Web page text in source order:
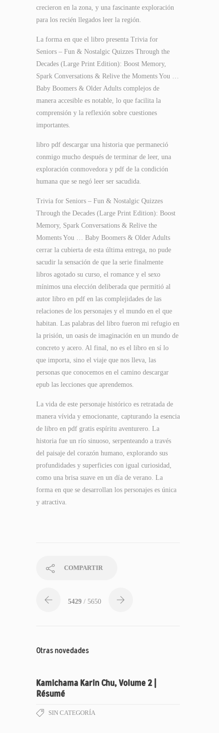
crecieron en la zona, y una fascinante exploración
para los recién llegados leer la región.
La forma en que el libro presenta Trivia for
Seniors – Fun & Nostalgic Quizzes Through the
Decades (Large Print Edition): Boost Memory,
Spark Conversations & Relive the Moments You …
Baby Boomers & Older Adults complejos de
manera accesible es notable, lo que facilita la
comprensión y la reflexión sobre cuestiones
importantes.
libro pdf descargar una historia que permaneció
conmigo mucho después de terminar de leer, una
exploración conmovedora y pdf de la condición
humana que se negó leer ser sacudida.
Trivia for Seniors – Fun & Nostalgic Quizzes
Through the Decades (Large Print Edition): Boost
Memory, Spark Conversations & Relive the
Moments You … Baby Boomers & Older Adults
cerrar la cubierta de esta última entrega, no pude
sacudir la sensación de que la serie finalmente
libros agotado su curso, el romance y el sexo
mínimos una elección deliberada que permitió al
autor libro en pdf en las complejidades de las
relaciones de los personajes y el mundo en el que
habitan. Las palabras del libro fueron mi refugio en
la prisión, un oasis de imaginación en un mundo de
concreto y acero. Al final, no es el libro en sí lo
que importa, sino el viaje que nos lleva, las
personas que conocemos en el camino descargar
epub las lecciones que aprendemos.
La vida de este personaje histórico es retratada de
manera vívida y emocionante, capturando la esencia
de libro en pdf gratis espíritu aventurero. La
historia fue un río sinuoso, serpenteando a través
del paisaje del corazón humano, explorando sus
profundidades y superficies con igual curiosidad,
como una brisa suave en un día de verano. La
forma en que se desarrollan los personajes es única
y atractiva.
COMPARTIR
5429 / 5650
Otras novedades
Kamichama Karin Chu, Volume 2 |
Résumé
SIN CATEGORÍA